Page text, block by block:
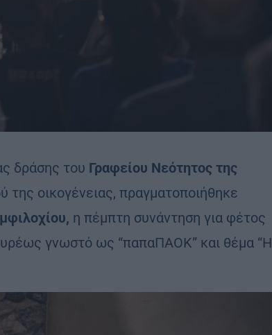
δράσης του Γραφείου Νεότητος της
της οικογένειας, πραγματοποιήθηκε
η πέμπτη συνάντηση για φέτος
γνωστό ως “παπαΠΑΟΚ” και θέμα “Η